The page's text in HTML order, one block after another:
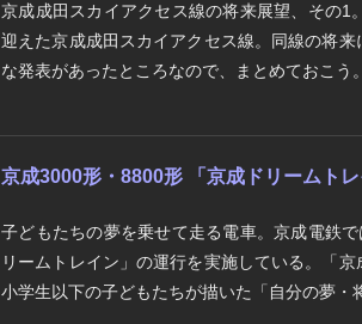
京成成田スカイアクセス線の将来展望、その1
迎えた京成成田スカイアクセス線。同線の将来
な発表があったところなので、まとめておこう
京成3000形・8800形 「京成ドリームトレ
子どもたちの夢を乗せて走る電車。京成電鉄
リームトレイン」の運行を実施している。「京
小学生以下の子どもたちが描いた「自分の夢・